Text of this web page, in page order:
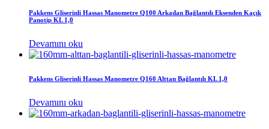
Pakkens Gliserinli Hassas Manometre Q100 Arkadan Bağlantılı Eksenden Kaçık
Panotip KL 1,0
Devamını oku
Pakkens Gliserinli Hassas Manometre Q160 Alttan Bağlantılı KL 1,0
Devamını oku